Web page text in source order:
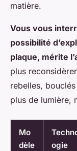
matière.
Vous vous
possibilité
plaque, mérite
plus
rebelles,
plus de lumière,
Mo
dèle
ogie